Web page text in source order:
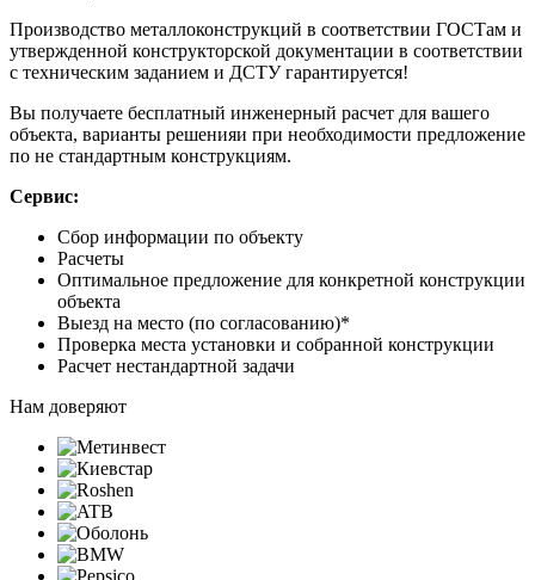
Производство металлоконструкций в соответствии ГОСТам и
утвержденной конструкторской документации в соответствии
с техническим заданием и ДСТУ гарантируется!
Вы получаете бесплатный инженерный расчет для вашего
объекта, варианты решенияи при необходимости предложение
по не стандартным конструкциям.
Сервис:
Сбор информации по объекту
Расчеты
Оптимальное предложение для конкретной конструкции
объекта
Выезд на место (по согласованию)*
Проверка места установки и собранной конструкции
Расчет нестандартной задачи
Нам доверяют